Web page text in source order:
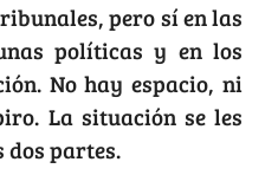
pero sí en las
políticas y en los
No hay espacio, ni
La situación se les
dos partes.